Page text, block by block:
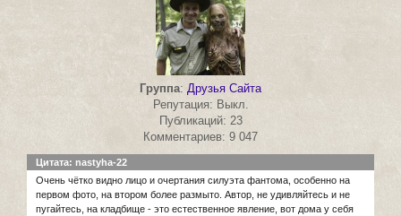
Группа: Друзья Сайта
Репутация: Выкл.
Публикаций: 23
Комментариев: 9 047
Цитата: nastyha-22
Очень чётко видно лицо и очертания силуэта фантома, особенно на
первом фото, на втором более размыто. Автор, не удивляйтесь и не
пугайтесь, на кладбище - это естественное явление, вот дома у себя